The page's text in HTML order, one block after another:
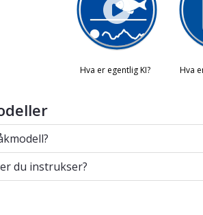
du instrukser?
du instrukser?